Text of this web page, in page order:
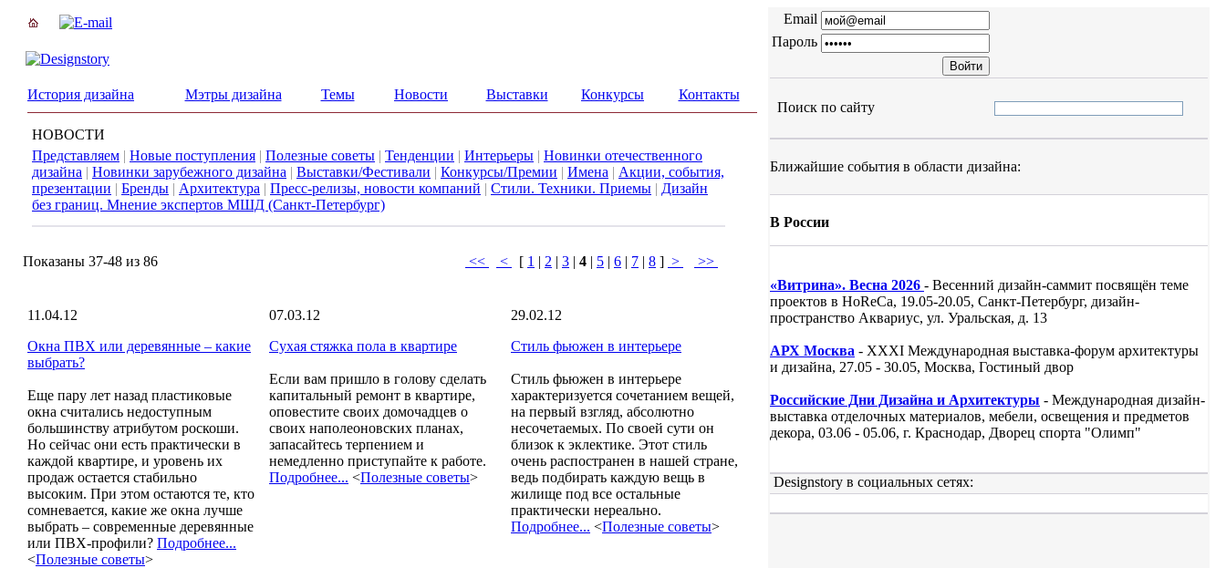
История дизайна Мэтры дизайна Темы Новости Выставки Конкурсы Контакты
НОВОСТИ
Представляем | Новые поступления | Полезные советы | Тенденции | Интерьеры | Новинки отечественного
дизайна | Новинки зарубежного дизайна | Выставки/Фестивали | Конкурсы/Премии | Имена | Акции, события,
презентации | Бренды | Архитектура | Пресс-релизы, новости компаний | Стили. Техники. Приемы | Дизайн
без границ. Мнение экспертов МШД (Санкт-Петербург)
Показаны 37-48 из 86 << < [ 1 | 2 | 3 | 4 | 5 | 6 | 7 | 8 ] > >>
11.04.12
Окна ПВХ или деревянные – какие
выбрать?
Еще пару лет назад пластиковые
окна считались недоступным
большинству атрибутом роскоши.
Но сейчас они есть практически в
каждой квартире, и уровень их
продаж остается стабильно
высоким. При этом остаются те, кто
сомневается, какие же окна лучше
выбрать – современные деревянные
или ПВХ-профили? Подробнее...
<Полезные советы>
07.03.12
Сухая стяжка пола в квартире
Если вам пришло в голову сделать
капитальный ремонт в квартире,
оповестите своих домочадцев о
своих наполеоновских планах,
запасайтесь терпением и
немедленно приступайте к работе.
Подробнее... <Полезные советы>
29.02.12
Стиль фьюжен в интерьере
Стиль фьюжен в интерьере
характеризуется сочетанием вещей,
на первый взгляд, абсолютно
несочетаемых. По своей сути он
близок к эклектике. Этот стиль
очень распостранен в нашей стране,
ведь подбирать каждую вещь в
жилище под все остальные
практически нереально.
Подробнее... <Полезные советы>
Email
Пароль
Поиск по сайту
Ближайшие события в области дизайна:
В России
«Витрина». Весна 2026 - Весенний дизайн-саммит посвящён теме
проектов в HoReCa, 19.05-20.05, Санкт-Петербург, дизайн-
пространство Аквариус, ул. Уральская, д. 13
АРХ Москва - XXXI Международная выставка-форум архитектуры
и дизайна, 27.05 - 30.05, Москва, Гостиный двор
Российские Дни Дизайна и Архитектуры - Международная дизайн-
выставка отделочных материалов, мебели, освещения и предметов
декора, 03.06 - 05.06, г. Краснодар, Дворец спорта "Олимп"
Designstory в социальных сетях: